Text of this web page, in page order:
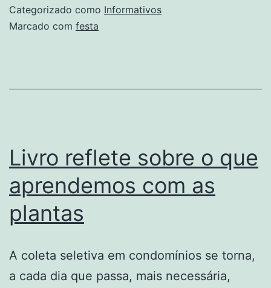
Categorizado como Informativos
Marcado com festa
Livro reflete sobre o que
aprendemos com as
plantas
A coleta seletiva em condomínios se torna,
a cada dia que passa, mais necessária,